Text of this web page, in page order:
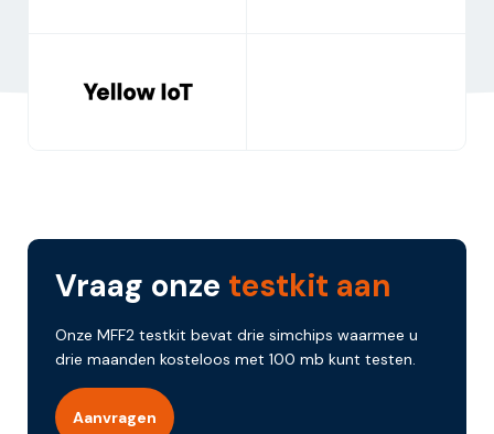
Vraag onze testkit aan
Onze MFF2 testkit bevat drie simchips waarmee u
drie maanden kosteloos met 100 mb kunt testen.
Aanvragen